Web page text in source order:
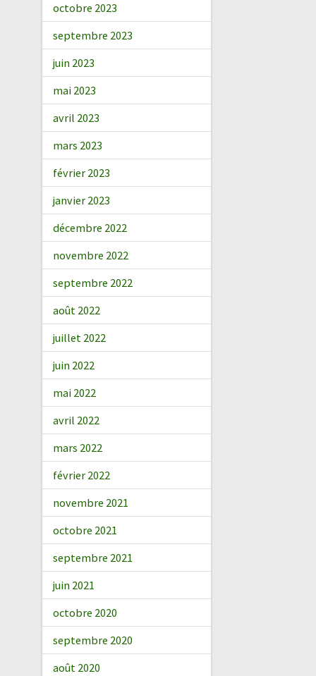
octobre 2023
septembre 2023
juin 2023
mai 2023
avril 2023
mars 2023
février 2023
janvier 2023
décembre 2022
novembre 2022
septembre 2022
août 2022
juillet 2022
juin 2022
mai 2022
avril 2022
mars 2022
février 2022
novembre 2021
octobre 2021
septembre 2021
juin 2021
octobre 2020
septembre 2020
août 2020